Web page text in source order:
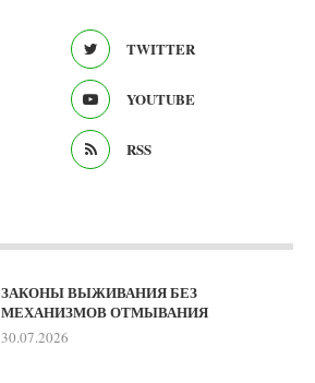
TWITTER
YOUTUBE
RSS
ЗАКОНЫ ВЫЖИВАНИЯ БЕЗ
МЕХАНИЗМОВ ОТМЫВАНИЯ
30.07.2026